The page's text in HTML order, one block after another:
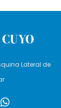
Lateral de